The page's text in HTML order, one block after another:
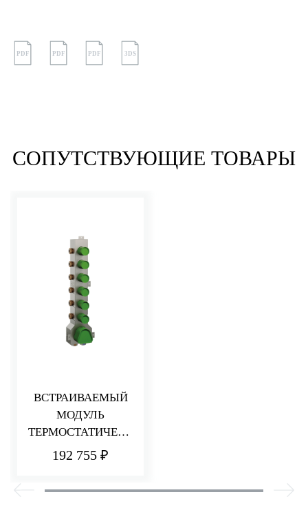
PDF PDF PDF 3DS
СОПУТСТВУЮЩИЕ ТОВАРЫ
ВСТРАИВАЕМЫЙ
МОДУЛЬ
ТЕРМОСТАТИЧЕСК
ОГО СМЕСИТЕЛЯ
192 755 ₽